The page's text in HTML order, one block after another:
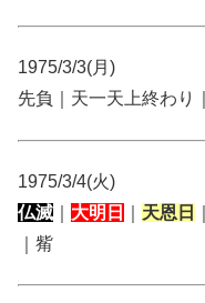
1975/3/3(月)
先負｜天一天上終わり｜
1975/3/4(火)
仏滅
大明日 天恩日
｜觜